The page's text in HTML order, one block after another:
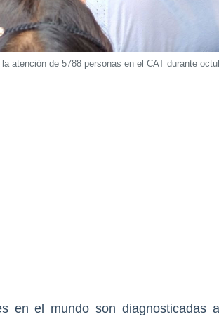
atención de 5788 personas en el CAT durante
en el mundo son diagnosticadas